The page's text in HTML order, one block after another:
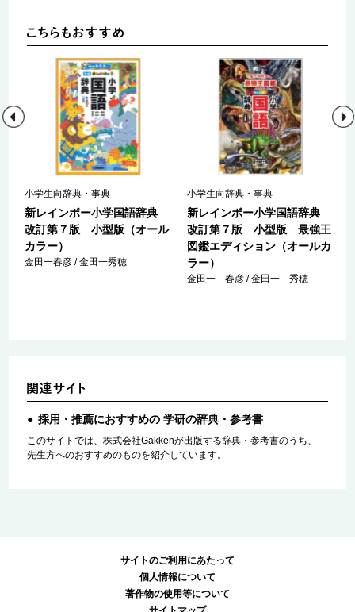
小学生向辞典・事典
新レインボー小学国語辞典
改訂第７版 小型版（オール
カラー）
金田一春彦 / 金田一秀穂
小学生向辞典・事典
新レインボー小学国語辞典
改訂第７版 小型版 最強王
図鑑エディション（オールカ
ラー）
金田一 春彦 / 金田一 秀穂
採用・推薦におすすめの 学研の辞典・参考書
このサイトでは、株式会社Gakkenが出版する辞典・参考書のうち、
先生方へのおすすめのものを紹介しています。
サイトのご利用にあたって
個人情報について
著作物の使用等について